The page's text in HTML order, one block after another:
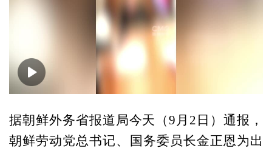
00:00
据朝鲜外务省报道局今天（9月2日）通报，
朝鲜劳动党总书记、国务委员长金正恩为出